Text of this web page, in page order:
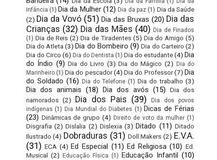
Infância (1) Dia da Mulher (12) Dia da paz (1) Dia da Saúde
(2) Dia da Vovó (51) Dia das Bruxas (20) Dia das
Crianças (32) Dia das Mães (40) Dia de Finados
(1) Dia de Reis (2) Dia de Tiradentes (5) Dia do Amigo (5)
Dia do Atleta (3) Dia do Bombeiro (9) Dia do Carteiro (2)
Dia do Circo (6) Dia do Dentista (1) Dia do estudante(4) Dia
do Índio (9) Dia do Livro (3) Dia do Mágico (2)
Dia do
Marinheiro (1) Dia do pescador (4) Dia do Professor (7) Dia
do Soldado (16) Dia do Telefone (1) Dia do trabalho (3)
Dia dos animais (18) Dia dos avós (15)
Dia dos
namorados (2) Dia dos Pais (39)
Dia dos povos
indígenas (1) Dia Mundial do Diabetes (1) Dicas de Férias
(23) Dinâmicas de grupo (4) Direito de voto da mulher (1)
Disgrafia (2) Dislalia (2) Dislexia (3) Ditado (11) Ditado
Ilustrado (4) Dobraduras (31) Doll Makers (2) E.V.A.
(31) ECA (4) Ed Especial (11) Ed Religiosa (10) Ed.
Musical (2) Educação Física (1) Educação Infantil (10)